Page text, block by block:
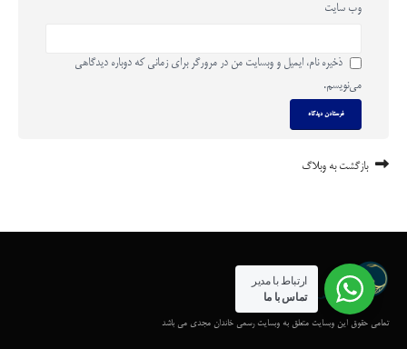
وب‌ سایت
ذخیره نام، ایمیل و وبسایت من در مرورگر برای زمانی که دوباره دیدگاهی
می‌نویسم.
بازگشت به وبلاگ
تمامی حقوق این وبسایت متعلق به وبسایت رسمی خاندان مجدی می باشد
ارتباط با مدیر
تماس با ما